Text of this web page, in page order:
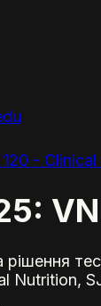
-
рішення
Nutrition,